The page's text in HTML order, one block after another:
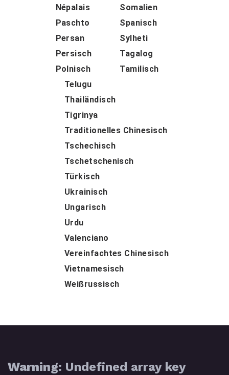
Népalais
Paschto
Persan
Persisch
Polnisch
Somalien
Spanisch
Sylheti
Tagalog
Tamilisch
Telugu
Thailändisch
Tigrinya
Traditionelles Chinesisch
Tschechisch
Tschetschenisch
Türkisch
Ukrainisch
Ungarisch
Urdu
Valenciano
Vereinfachtes Chinesisch
Vietnamesisch
Weißrussisch
Warning: Undefined array key